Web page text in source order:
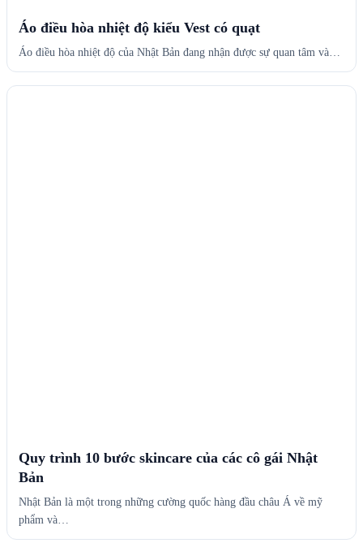
Áo điều hòa nhiệt độ kiểu Vest có quạt
Áo điều hòa nhiệt độ của Nhật Bản đang nhận được sự quan tâm và…
Quy trình 10 bước skincare của các cô gái Nhật
Bản
Nhật Bản là một trong những cường quốc hàng đầu châu Á về mỹ
phẩm và…